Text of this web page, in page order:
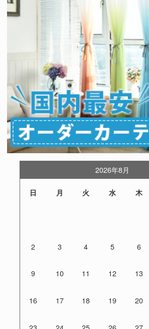
2026年8月
日 月 火 水 木
2 3 4 5 6
9 10 11 12 13
16 17 18 19 20